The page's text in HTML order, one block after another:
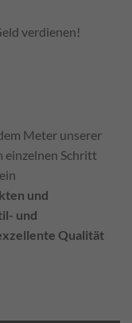
verdienen!
Meter unserer
einzelnen Schritt
und
und
Qualität